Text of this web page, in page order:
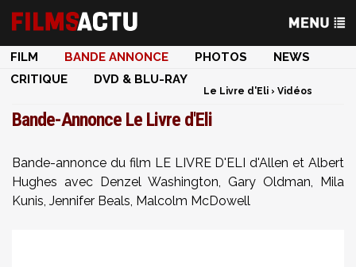
FILM BANDE ANNONCE PHOTOS
NEWS
CRITIQUE
DVD & BLU-RAY
Le Livre d'Eli › Vidéos
Bande-Annonce Le Livre d'Eli
Bande-annonce du film LE LIVRE D'ELI d'Allen et Albert
Hughes avec Denzel Washington, Gary Oldman, Mila
Kunis, Jennifer Beals, Malcolm McDowell